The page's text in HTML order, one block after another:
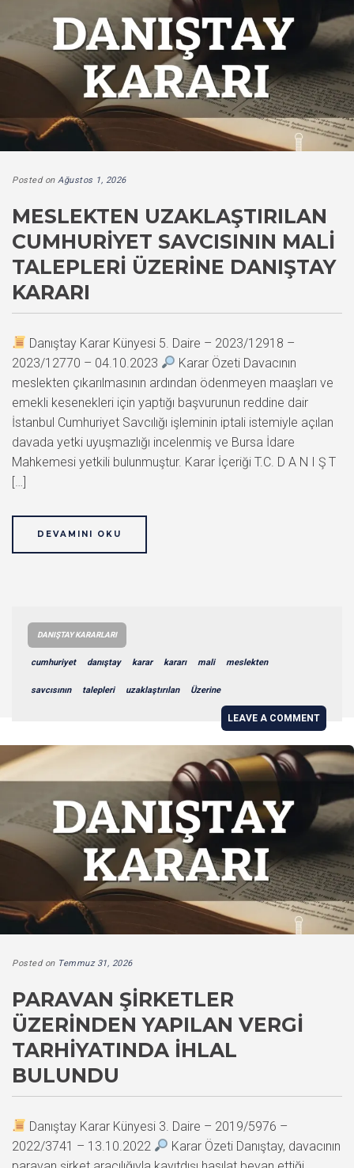
Posted on Ağustos 1, 2026
MESLEKTEN UZAKLAŞTIRILAN
CUMHURIYET SAVCISININ MALI
TALEPLERI ÜZERINE DANIŞTAY
KARARI
Danıştay Karar Künyesi 5. Daire – 2023/12918 –
2023/12770 – 04.10.2023
Karar Özeti Davacının
meslekten çıkarılmasının ardından ödenmeyen maaşları ve
emekli kesenekleri için yaptığı başvurunun reddine dair
İstanbul Cumhuriyet Savcılığı işleminin iptali istemiyle açılan
davada yetki uyuşmazlığı incelenmiş ve Bursa İdare
Mahkemesi yetkili bulunmuştur. Karar İçeriği T.C. D A N I Ş T
[…]
DEVAMINI OKU
DANIŞTAY KARARLARI
cumhuriyet danıştay karar kararı mali meslekten
savcısının talepleri uzaklaştırılan Üzerine
LEAVE A COMMENT
Posted on Temmuz 31, 2026
PARAVAN ŞIRKETLER
ÜZERINDEN YAPILAN VERGI
TARHIYATINDA İHLAL
BULUNDU
Danıştay Karar Künyesi 3. Daire – 2019/5976 –
2022/3741 – 13.10.2022
Karar Özeti Danıştay, davacının